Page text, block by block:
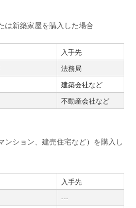
は新築家屋を購入した場合
入手先
法務局
建築会社など
不動産会社など
ンション、建売住宅など）を購入し
入手先
---